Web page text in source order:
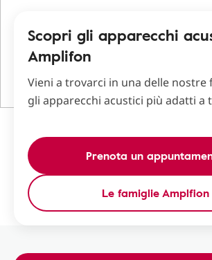
Scopri gli apparecchi
Amplifon
Vieni a trovarci in una delle nostre
gli apparecchi acustici più adatti a
Prenota un
Le famiglie Amplfion